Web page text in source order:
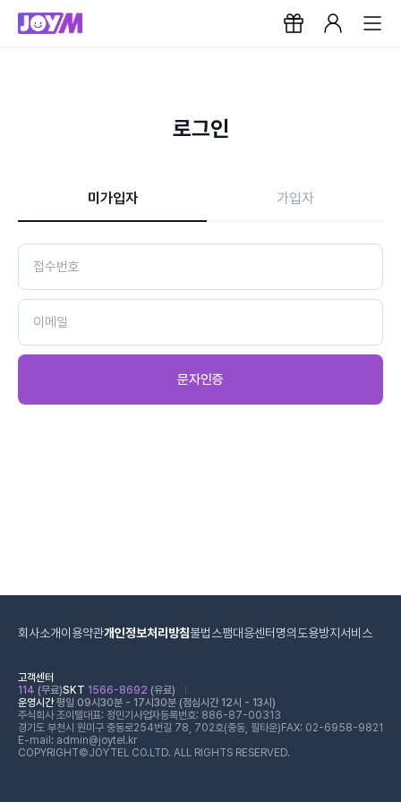
로그인
미가입자 가입자
문자인증
회사소개이용약관개인정보처리방침불법스팸대응센터 명의도용방지서비스
고객센터
114 (무료)SKT 1566-8692 (유료)
운영시간평일 09시30분 - 17시30분 (점심시간 12시 - 13시)
주식회사 조이텔대표: 정민기 사업자등록번호: 886-87-00313
경기도 부천시 원미구 중동로254번길 78, 702호(중동, 필타운) FAX: 02-6958-9821
E-mail: admin@joytel.kr
COPYRIGHT©JOYTEL CO.LTD. ALL RIGHTS RESERVED.